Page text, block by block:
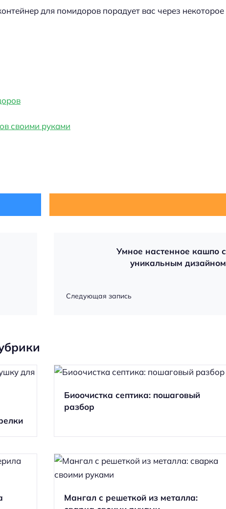
для помидоров порадует вас через некоторое
своими руками
Умное настенное кашпо с
уникальным дизайном
Следующая запись
Биоочистка септика: пошаговый
разбор
Мангал с решеткой из металла: